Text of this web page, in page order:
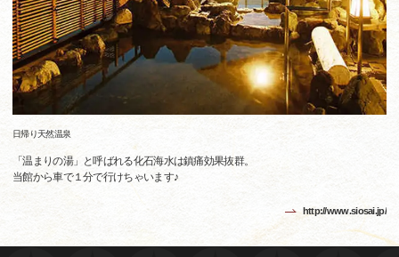
日帰り天然温泉
「温まりの湯」と呼ばれる化石海水は鎮痛効果抜群。
当館から車で１分で行けちゃいます♪
http://www.siosai.jp/